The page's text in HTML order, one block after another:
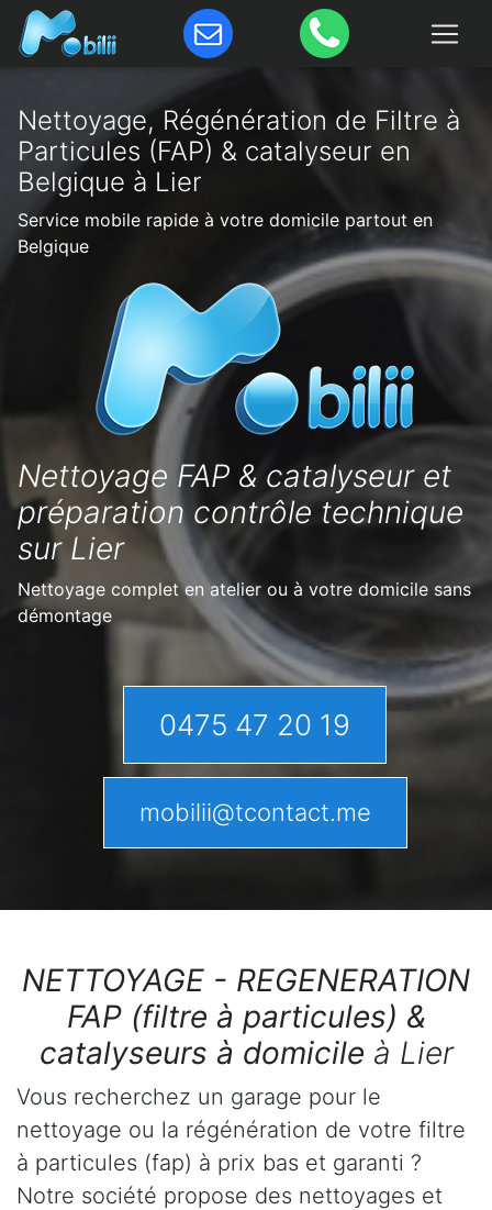
Nettoyage, Régénération de Filtre à
Particules (FAP) & catalyseur en
Belgique à Lier
Service mobile rapide à votre domicile partout en
Belgique
Nettoyage FAP & catalyseur et
préparation contrôle technique
sur Lier
Nettoyage complet en atelier ou à votre domicile sans
démontage
0475 47 20 19
mobilii@tcontact.me
NETTOYAGE - REGENERATION
FAP (filtre à particules) &
catalyseurs à domicile à Lier
Vous recherchez un garage pour le
nettoyage ou la régénération de votre filtre
à particules (fap) à prix bas et garanti ?
Notre société propose des nettoyages et